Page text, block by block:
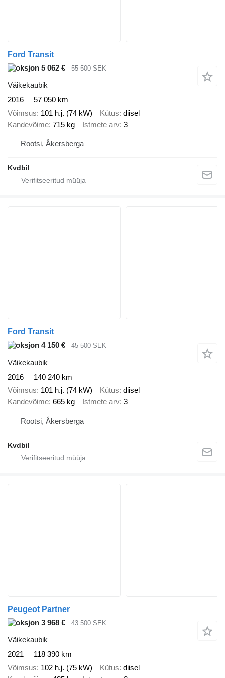
Ford Transit
5 062 €
55 500 SEK
Väikekaubik
2016
57 050 km
Võimsus 101 h.j. (74 kW) Kütus diisel
Kandevõime 715 kg Istmete arv 3
Rootsi, Åkersberga
Kvdbil
Ford Transit
4 150 €
45 500 SEK
Väikekaubik
2016
140 240 km
Võimsus 101 h.j. (74 kW) Kütus diisel
Kandevõime 665 kg Istmete arv 3
Rootsi, Åkersberga
Kvdbil
Peugeot Partner
3 968 €
43 500 SEK
Väikekaubik
2021
118 390 km
Võimsus 102 h.j. (75 kW) Kütus diisel